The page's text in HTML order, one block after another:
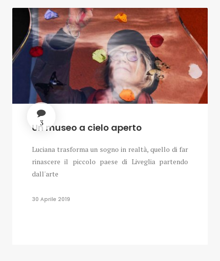
3
Un museo a cielo aperto
Luciana trasforma un sogno in realtà, quello di far
rinascere il piccolo paese di Liveglia partendo
dall'arte
30 Aprile 2019